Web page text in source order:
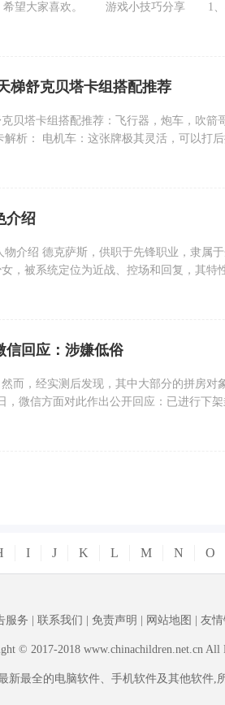
，希望大家喜欢。 游戏小技巧分享 1、
梯舒克贝塔卡组搭配推荐
贝塔卡组搭配推荐：飞行器，炮车，吹箭
析： 电机车：这张牌极其灵活，可以打
介绍
介绍 德克萨斯，供职于先锋职业，隶属于
，被系统定位为近战、控场和回复，其特
信回应：涉嫌低俗
而，经实测后发现，其中大部分的拼房对
，微信方面对此作出公开回应：已进行下
I J K L M N O
服务 联系我们 免责声明 网站地图 友
© 2017-2018 www.chinachildren.net.cn All
新最全的电脑软件、手机软件及其他软件,